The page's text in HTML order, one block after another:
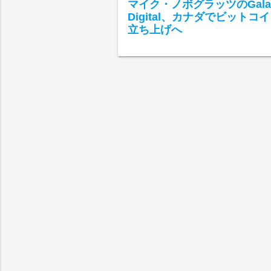
マイク・ノボグラッツの
Digital、カナダでビットコ
立ち上げへ